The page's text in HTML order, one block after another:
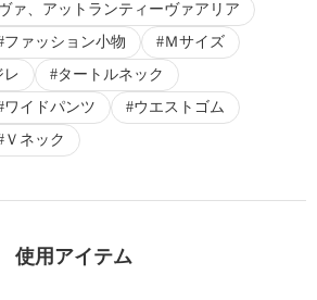
ァ、アットランティーヴァアリア
ファッション小物
Ｍサイズ
レ
タートルネック
ワイドパンツ
ウエストゴム
Ｖネック
使用アイテム